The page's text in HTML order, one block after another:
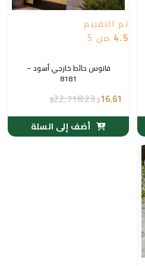
تم التقييم
4.5 من 5
فانوس حائط خارجي أسود –
8181
$22,718.23$16.61
أضف إلى السلة